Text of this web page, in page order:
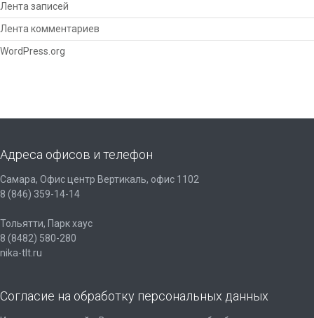
Лента записей
Лента комментариев
WordPress.org
Адреса офисов и телефон
Самара, Офис центр Вертикаль, офис 1102
8 (846) 359-14-14
Тольятти, Парк хаус
8 (8482) 580-280
nika-tlt.ru
Согласие на обработку персональных данных